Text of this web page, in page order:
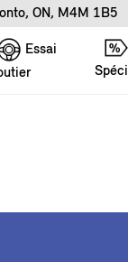
ON, M4M 1B5
Essai